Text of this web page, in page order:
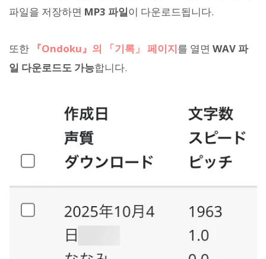
파일을 저장하면 MP3 파일이 다운로드됩니다.
또한 『Ondoku』의 「기록」 페이지를 열면 WAV 파
일 다운로드도 가능합니다.